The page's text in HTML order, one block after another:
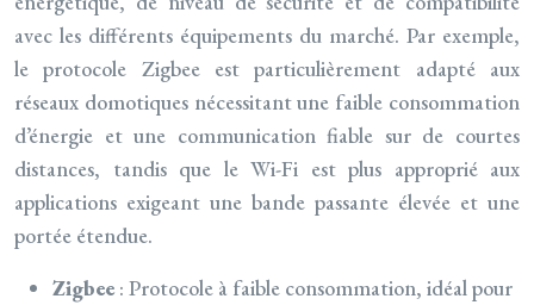
avec les différents équipements du marché. Par exemple,
le protocole Zigbee est particulièrement adapté aux
réseaux domotiques nécessitant une faible consommation
d’énergie et une communication fiable sur de courtes
distances, tandis que le Wi-Fi est plus approprié aux
applications exigeant une bande passante élevée et une
portée étendue.
Zigbee : Protocole à faible consommation, idéal pour